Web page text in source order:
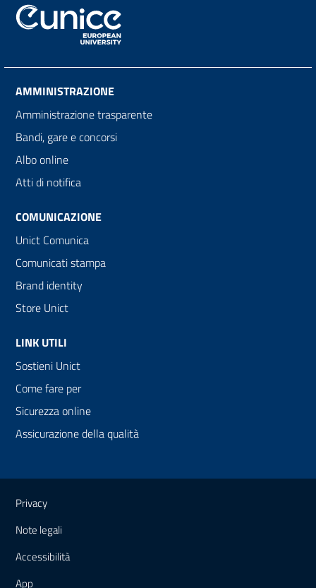
AMMINISTRAZIONE
Amministrazione trasparente
Bandi, gare e concorsi
Albo online
Atti di notifica
COMUNICAZIONE
Unict Comunica
Comunicati stampa
Brand identity
Store Unict
LINK UTILI
Sostieni Unict
Come fare per
Sicurezza online
Assicurazione della qualità
Link e informazioni utili
Privacy
Note legali
Accessibilità
App